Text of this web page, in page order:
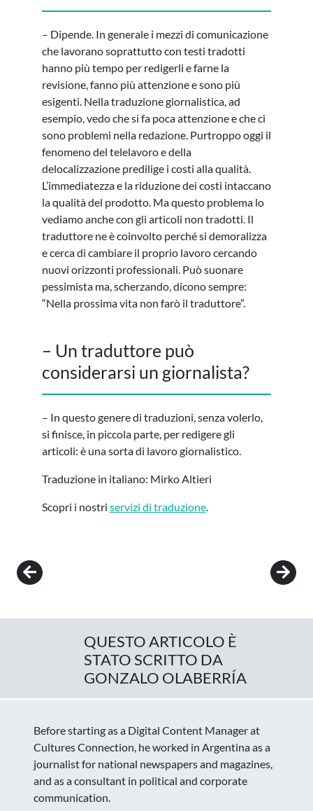
– Dipende. In generale i mezzi di comunicazione
che lavorano soprattutto con testi tradotti
hanno più tempo per redigerli e farne la
revisione, fanno più attenzione e sono più
esigenti. Nella traduzione giornalistica, ad
esempio, vedo che si fa poca attenzione e che ci
sono problemi nella redazione. Purtroppo oggi il
fenomeno del telelavoro e della
delocalizzazione predilige i costi alla qualità.
L’immediatezza e la riduzione dei costi intaccano
la qualità del prodotto. Ma questo problema lo
vediamo anche con gli articoli non tradotti. Il
traduttore ne è coinvolto perché si demoralizza
e cerca di cambiare il proprio lavoro cercando
nuovi orizzonti professionali. Può suonare
pessimista ma, scherzando, dicono sempre:
“Nella prossima vita non farò il traduttore”.
– Un traduttore può
considerarsi un giornalista?
– In questo genere di traduzioni, senza volerlo,
si finisce, in piccola parte, per redigere gli
articoli: è una sorta di lavoro giornalistico.
Traduzione in italiano: Mirko Altieri
Scopri i nostri servizi di traduzione.
Post navigation
QUESTO ARTICOLO È
STATO SCRITTO DA
GONZALO OLABERRÍA
Before starting as a Digital Content Manager at
Cultures Connection, he worked in Argentina as a
journalist for national newspapers and magazines,
and as a consultant in political and corporate
communication.